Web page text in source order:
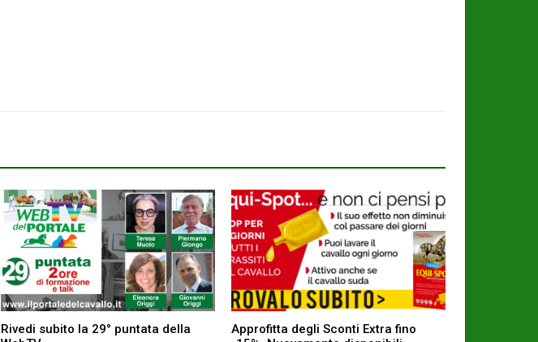
Rivedi subito la 29° puntata della
Approfitta degli Sconti Extra fino